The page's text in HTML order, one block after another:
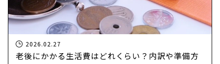
2026.02.27
老後にかかる生活費はどれくらい？内訳や準備方